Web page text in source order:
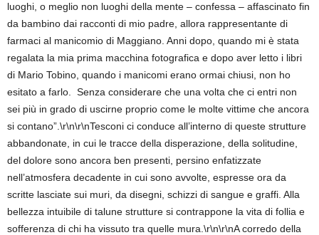
luoghi, o meglio non luoghi della mente – confessa – affascinato fin
da bambino dai racconti di mio padre, allora rappresentante di
farmaci al manicomio di Maggiano. Anni dopo, quando mi è stata
regalata la mia prima macchina fotografica e dopo aver letto i libri
di Mario Tobino, quando i manicomi erano ormai chiusi, non ho
esitato a farlo. Senza considerare che una volta che ci entri non
sei più in grado di uscirne proprio come le molte vittime che ancora
si contano”.\r\n\r\nTesconi ci conduce all’interno di queste strutture
abbandonate, in cui le tracce della disperazione, della solitudine,
del dolore sono ancora ben presenti, persino enfatizzate
nell’atmosfera decadente in cui sono avvolte, espresse ora da
scritte lasciate sui muri, da disegni, schizzi di sangue e graffi. Alla
bellezza intuibile di talune strutture si contrappone la vita di follia e
sofferenza di chi ha vissuto tra quelle mura.\r\n\r\nA corredo della